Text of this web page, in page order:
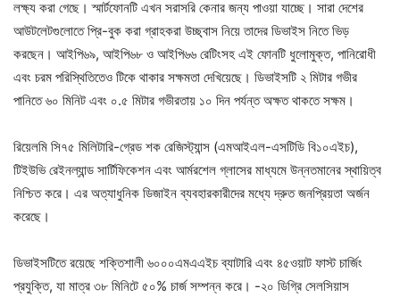
লক্ষ্য করা গেছে। স্মার্টফোনটি এখন সরাসরি কেনার জন্য পাওয়া যাচ্ছে। সারা দেশের
আউটলেটগুলোতে প্রি-বুক করা গ্রাহকরা উচ্ছ্বাস নিয়ে তাদের ডিভাইস নিতে ভিড়
করছেন। আইপি৬৯, আইপি৬৮ ও আইপি৬৬ রেটিংসহ এই ফোনটি ধুলোমুক্ত, পানিরোধী
এবং চরম পরিস্থিতিতেও টিকে থাকার সক্ষমতা দেখিয়েছে। ডিভাইসটি ২ মিটার গভীর
পানিতে ৬০ মিনিট এবং ০.৫ মিটার গভীরতায় ১০ দিন পর্যন্ত অক্ষত থাকতে সক্ষম।
রিয়েলমি সি৭৫ মিলিটারি-গ্রেড শক রেজিস্ট্যান্স (এমআইএল-এসটিডি বি১০এইচ),
টিইউভি রেইনল্যান্ড সার্টিফিকেশন এবং আর্মরশেল গ্লাসের মাধ্যমে উন্নতমানের স্থায়িত্ব
নিশ্চিত করে। এর অত্যাধুনিক ডিজাইন ব্যবহারকারীদের মধ্যে দ্রুত জনপ্রিয়তা অর্জন
করেছে।
ডিভাইসটিতে রয়েছে শক্তিশালী ৬০০০এমএএইচ ব্যাটারি এবং ৪৫ওয়াট ফাস্ট চার্জিং
প্রযুক্তি, যা মাত্র ৩৮ মিনিটে ৫০% চার্জ সম্পন্ন করে। -২০ ডিগ্রি সেলসিয়াস